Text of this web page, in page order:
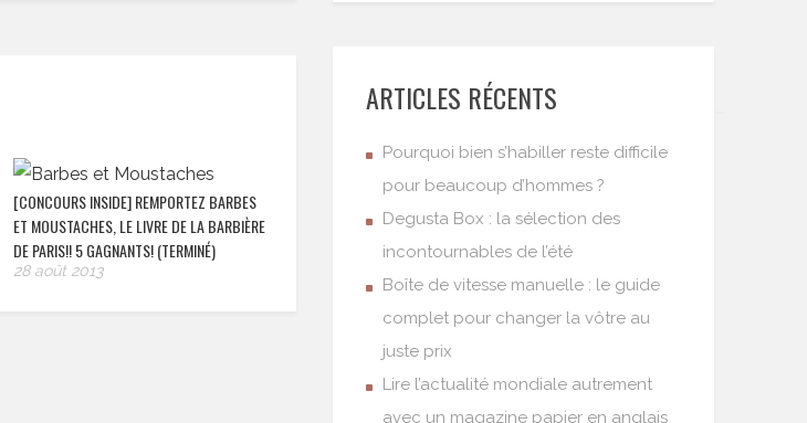
[CONCOURS INSIDE] REMPORTEZ BARBES
ET MOUSTACHES, LE LIVRE DE LA BARBIÈRE
DE PARIS!! 5 GAGNANTS! (TERMINÉ)
28 août 2013
ARTICLES RÉCENTS
Pourquoi bien s’habiller reste difficile
pour beaucoup d’hommes ?
Degusta Box : la sélection des
incontournables de l’été
Boîte de vitesse manuelle : le guide
complet pour changer la vôtre au
juste prix
Lire l’actualité mondiale autrement
avec un magazine papier en anglais